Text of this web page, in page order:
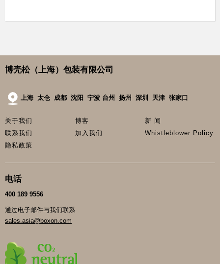
博壳松（上海）包装有限公司
上海 太仓 成都 沈阳 宁波 台州 扬州 深圳 天津 张家口
关于我们 博客
新 闻
联系我们
加入我们
Whistleblower Policy
隐私政策
电话
400 189 9556
通过电子邮件与我们联系
sales.asia@boxon.com